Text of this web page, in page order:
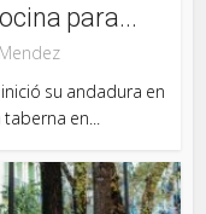
para...
su andadura en
en...